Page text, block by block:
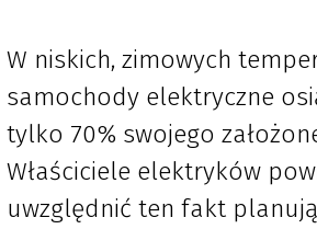
W niskich, zimowych
samochody elektryczne
tylko 70% swojego
Właściciele elektryków
uwzględnić ten fakt